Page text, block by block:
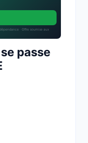
· Offre soumise aux
passe